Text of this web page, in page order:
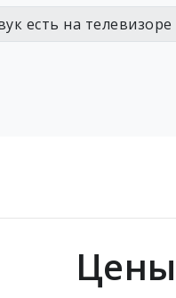
есть на телевизоре